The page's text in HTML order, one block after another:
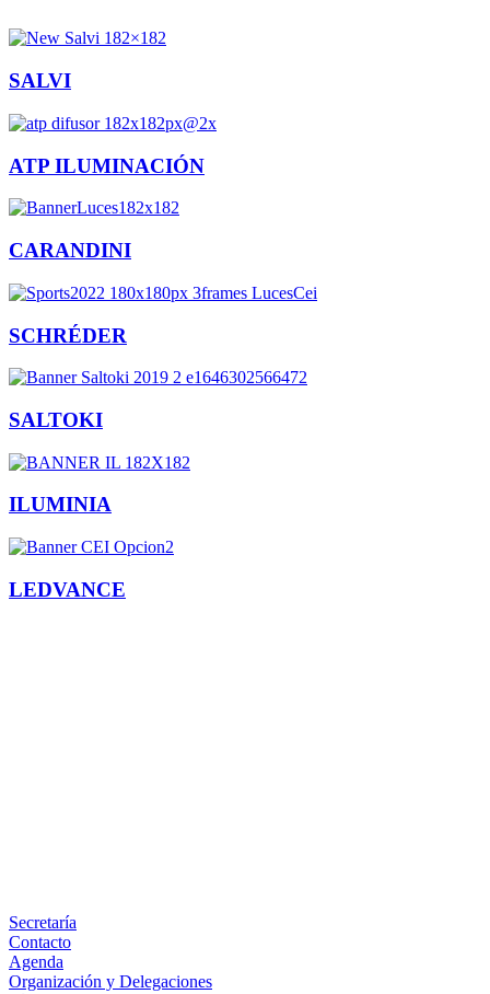
SALVI
ATP ILUMINACIÓN
CARANDINI
SCHRÉDER
SALTOKI
ILUMINIA
LEDVANCE
Secretaría
Contacto
Agenda
Organización y Delegaciones